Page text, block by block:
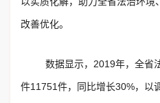
改善优化。
数据显示，2019年，全省
件11751件，同比增长30%，以